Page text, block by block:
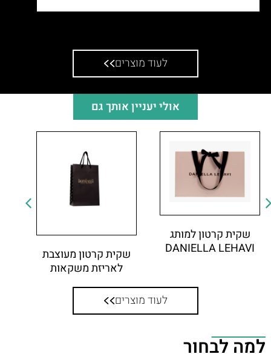
לעוד מוצרים
אולי יעניין אותך גם
שקית קרטון למותג
DANIELLA LEHAVI
שקית קרטון מעוצבת
לאריזת משקאות
לעוד מוצרים
למה לבחור